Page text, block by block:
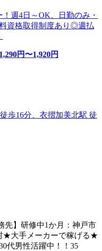
週4日～OK、日勤のみ・
資格取得制度あり◎週払
円〜1,920円
歩16分、衣摺加美北駅 徒
先】研修中1か月：神戸市
★大手メーカーで稼げる★
代男性活躍中！！35